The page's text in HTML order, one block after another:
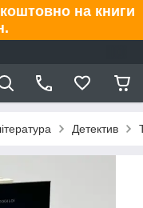
на книги
Детектив